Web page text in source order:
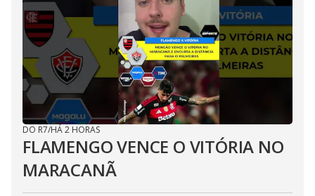
DO R7/HÁ 2 HORAS
FLAMENGO VENCE O VITÓRIA NO
MARACANÃ